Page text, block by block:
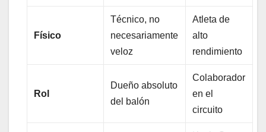
Físico
Técnico, no
necesariamente
veloz
Atleta de
alto
rendimiento
Rol
Dueño absoluto
del balón
Colaborador
en el
circuito